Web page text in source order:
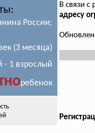
России;
(3 месяца)
- 1 взрослый
ребенок
В связи
адресу